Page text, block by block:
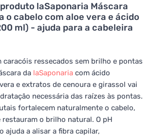
laSaponaria Máscara
cabelo com aloe vera e ácido
ml) - ajuda para a cabeleira
caracóis ressecados sem brilho e pontas
da laSaponaria com ácido
e extratos de cenoura e girassol vai
necessária das raízes às pontas.
fortalecem naturalmente o cabelo,
o brilho natural. O pH
ajuda a alisar a fibra capilar,